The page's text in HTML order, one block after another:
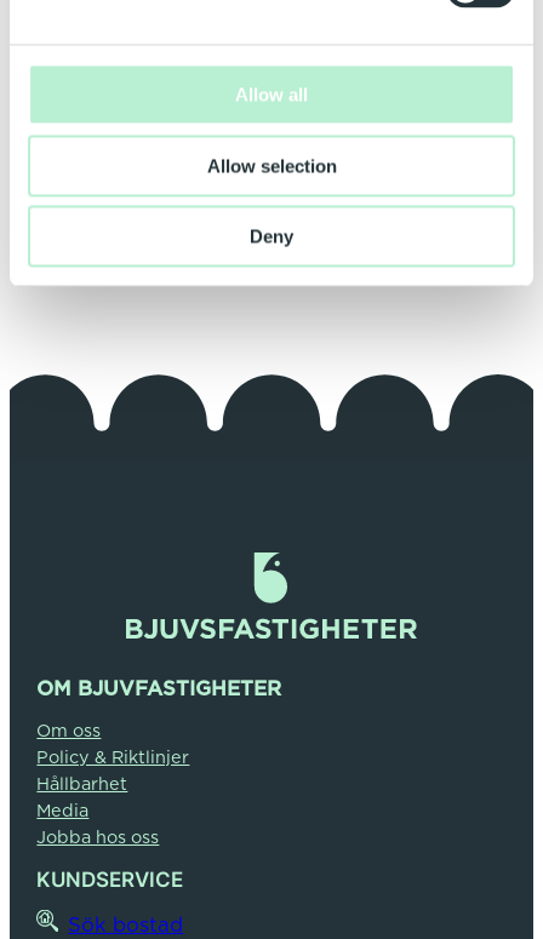
Allow all
Allow selection
Deny
OM BJUVFASTIGHETER
Om oss
Policy & Riktlinjer
Hållbarhet
Media
Jobba hos oss
KUNDSERVICE
Sök bostad